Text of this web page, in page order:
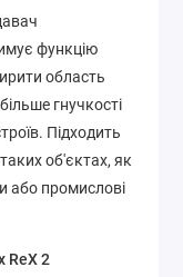
функцію
область
гнучкості
Підходить
об'єктах, як
або промислові
ReX 2